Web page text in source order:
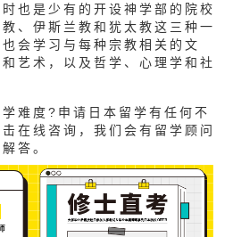
也是少有的开设神学部的院校
、伊斯兰教和犹太教这三种一
会学习与每种宗教相关的文
艺术，以及哲学、心理学和社
度?申请日本留学有任何不
在线咨询，我们会有留学顾问
答。